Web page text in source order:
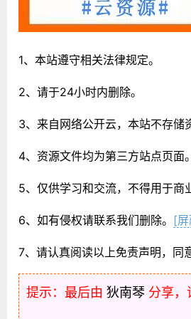
1、本站遵守相关法律规定。
2、请于24小时内删除。
3、来自网络公开云，本站不存储
4、资源文件均为第三方站点页面。
5、仅供学习和交流，不得用于商
6、如有侵权请联系我们删除。 [
7、请认真阅读以上免责声明，同
提示：最后由 狄南琴 分享，